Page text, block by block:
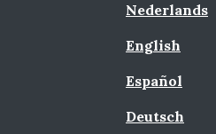
Nederlands
English
Español
Deutsch